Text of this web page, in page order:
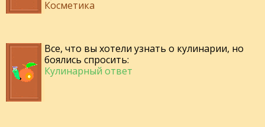
Косметика
Все, что вы хотели узнать о кулинарии, но
боялись спросить:
Кулинарный ответ